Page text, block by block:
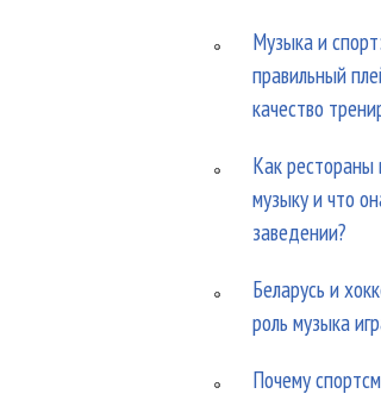
Музыка и
правильный
качество
Как
музыку и что
заведении?
Беларусь и
роль музыка
Почему